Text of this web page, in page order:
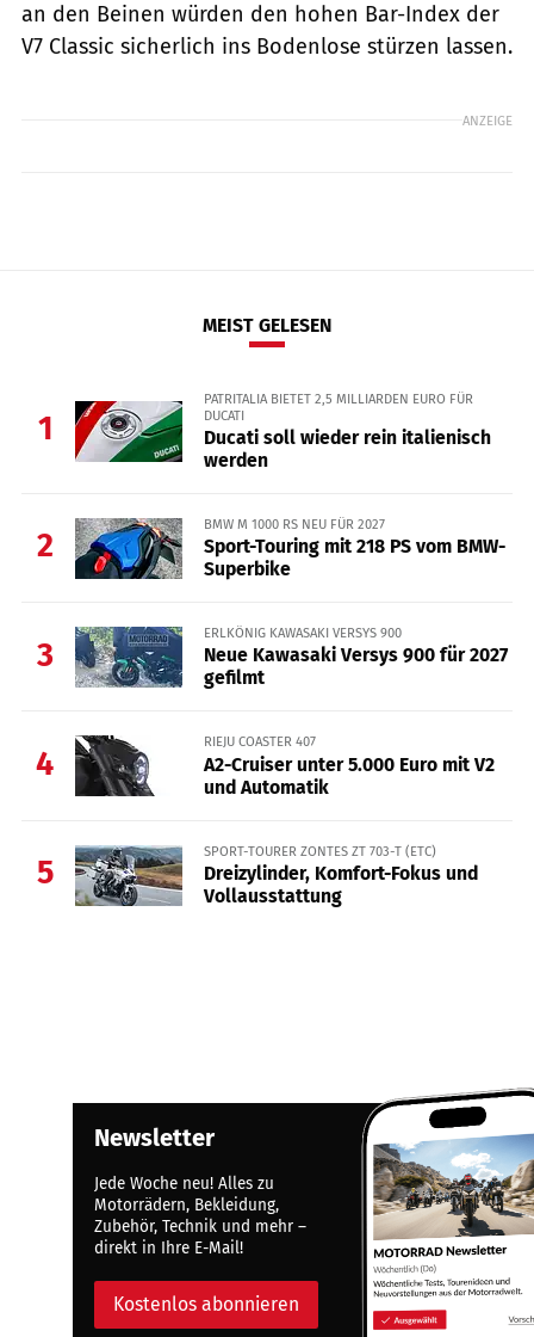
an den Beinen würden den hohen Bar-Index der
V7 Classic sicherlich ins Bodenlose stürzen lassen.
ANZEIGE
MEIST GELESEN
1
PATRITALIA BIETET 2,5 MILLIARDEN EURO FÜR
DUCATI
Ducati soll wieder rein italienisch
werden
2
BMW M 1000 RS NEU FÜR 2027
Sport-Touring mit 218 PS vom BMW-
Superbike
3
ERLKÖNIG KAWASAKI VERSYS 900
Neue Kawasaki Versys 900 für 2027
gefilmt
4
RIEJU COASTER 407
A2-Cruiser unter 5.000 Euro mit V2
und Automatik
5
SPORT-TOURER ZONTES ZT 703-T (ETC)
Dreizylinder, Komfort-Fokus und
Vollausstattung
Newsletter
Jede Woche neu! Alles zu
Motorrädern, Bekleidung,
Zubehör, Technik und mehr –
direkt in Ihre E-Mail!
Kostenlos abonnieren